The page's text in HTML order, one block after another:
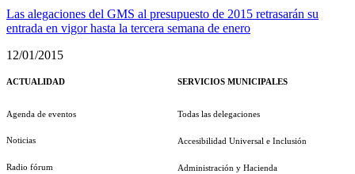
Las alegaciones del GMS al presupuesto de 2015 retrasarán su
entrada en vigor hasta la tercera semana de enero
12/01/2015
ACTUALIDAD
Agenda de eventos
Noticias
Radio fórum
SERVICIOS MUNICIPALES
Todas las delegaciones
Accesibilidad Universal e Inclusión
Administración y Hacienda